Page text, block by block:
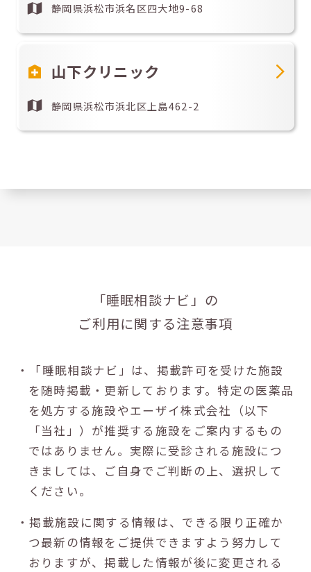
静岡県浜松市浜名区四大地9-68
山下クリニック
静岡県浜松市浜北区上島462-2
「睡眠相談ナビ」の
ご利用に関する注意事項
・「睡眠相談ナビ」は、掲載許可を受けた施設
を随時掲載・更新しております。特定の医薬品
を処方する施設やエーザイ株式会社（以下
「当社」）が推奨する施設をご案内するもの
ではありません。実際に受診される施設につ
きましては、ご自身でご判断の上、選択して
ください。
・掲載施設に関する情報は、できる限り正確か
つ最新の情報をご提供できますよう努力して
おりますが、掲載した情報が後に変更される